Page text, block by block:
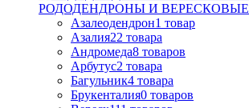
РОДОДЕНДРОНЫ И ВЕРЕСКОВЫЕ
Азалеодендрон1 товар
Азалия22 товара
Андромеда8 товаров
Арбутус2 товара
Багульник4 товара
Брукенталия0 товаров